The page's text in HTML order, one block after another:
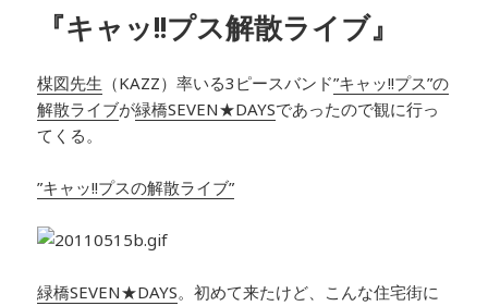
ー
『キャッ!!プス解散ライブ』
楳図先生 （KAZZ）率いる3ピースバンド”キャッ!!プス”の
解散ライブが緑橋SEVEN★DAYSであったので観に行っ
てくる。
”キャッ!!プスの解散ライブ”
緑橋SEVEN★DAYS。初めて来たけど、こんな住宅街に